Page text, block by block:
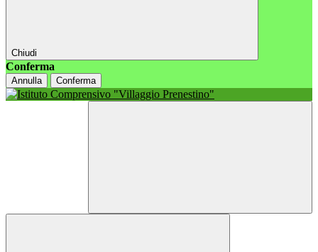
Chiudi
Conferma
Annulla Conferma